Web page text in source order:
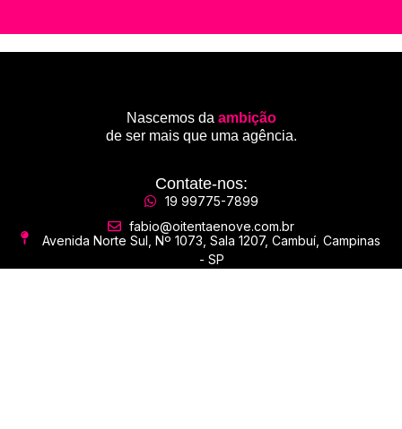
Nascemos da ambição
de ser mais que uma agência.
Contate-nos:
19 99775-7899
fabio@oitentaenove.com.br
Avenida Norte Sul, Nº 1073, Sala 1207, Cambuí, Campinas
- SP